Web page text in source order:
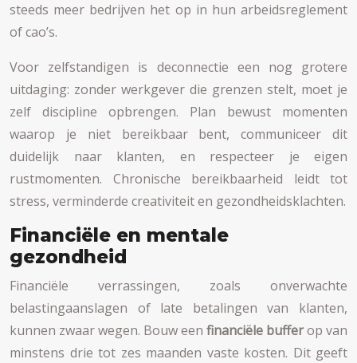
steeds meer bedrijven het op in hun arbeidsreglement
of cao’s.
Voor zelfstandigen is deconnectie een nog grotere
uitdaging: zonder werkgever die grenzen stelt, moet je
zelf discipline opbrengen. Plan bewust momenten
waarop je niet bereikbaar bent, communiceer dit
duidelijk naar klanten, en respecteer je eigen
rustmomenten. Chronische bereikbaarheid leidt tot
stress, verminderde creativiteit en gezondheidsklachten.
Financiële en mentale
gezondheid
Financiële verrassingen, zoals onverwachte
belastingaanslagen of late betalingen van klanten,
kunnen zwaar wegen. Bouw een financiële bufferop van
minstens drie tot zes maanden vaste kosten. Dit geeft